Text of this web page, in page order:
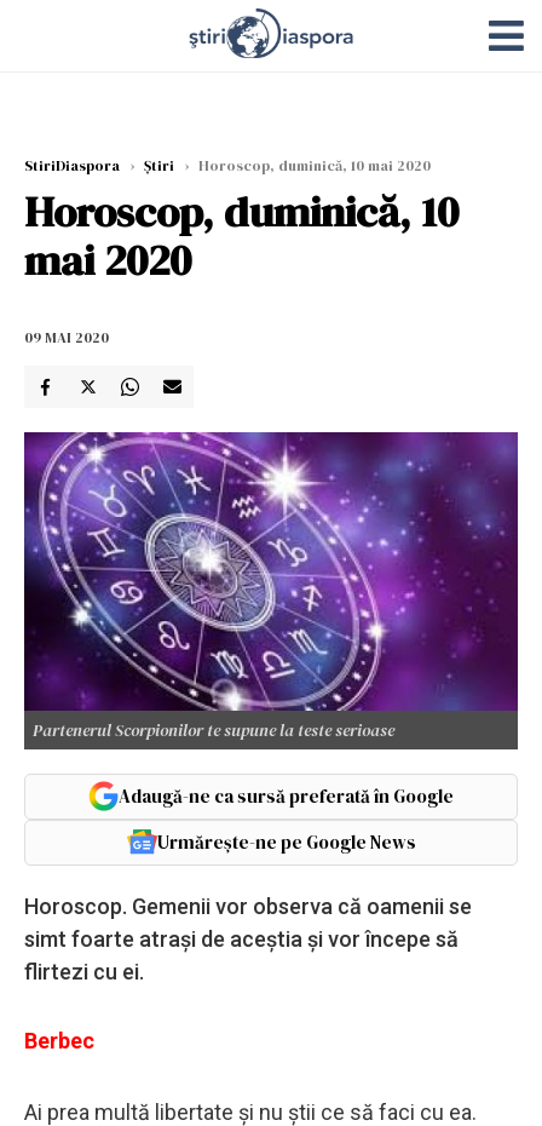
StiriDiaspora › Știri › Horoscop, duminică, 10 mai 2020
Horoscop, duminică, 10
mai 2020
09 MAI 2020
Partenerul Scorpionilor te supune la teste serioase
Adaugă-ne ca sursă preferată în Google
Urmărește-ne pe Google News
Horoscop. Gemenii vor observa că oamenii se
simt foarte atrași de aceștia și vor începe să
flirtezi cu ei.
Berbec
Ai prea multă libertate și nu știi ce să faci cu ea.